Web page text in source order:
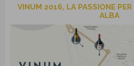
VINUM 2016, LA PASSIONE
ALBA